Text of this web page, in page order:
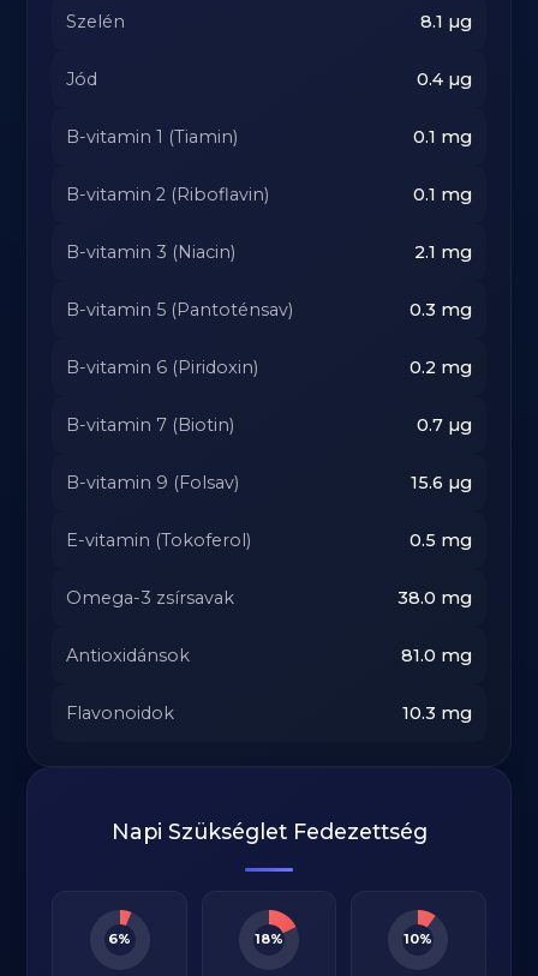
Szelén 8.1 µg
Jód 0.4µg
B-vitamin 1 (Tiamin) 0.1 mg
B-vitamin 2 (Riboflavin) 0.1 mg
B-vitamin 3 (Niacin) 2.1 mg
B-vitamin 5 (Pantoténsav) 0.3 mg
B-vitamin 6 (Piridoxin) 0.2 mg
B-vitamin 7 (Biotin) 0.7µg
B-vitamin 9 (Folsav) 15.6 µg
E-vitamin (Tokoferol) 0.5 mg
Omega-3 zsírsavak 38.0 mg
Antioxidánsok 81.0 mg
Flavonoidok 10.3 mg
Napi Szükséglet Fedezettség
6% 18% 10%